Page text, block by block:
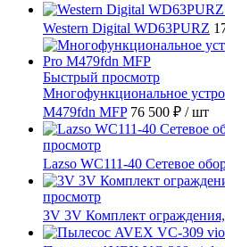
Western Digital WD63PURZ
Быстрый просмотр
Многофункциональное
M479fdn MFP 76 500 ₽ / шт
просмотр
Lazso WC111-40 Сетевое
просмотр
3V 3V Комплект